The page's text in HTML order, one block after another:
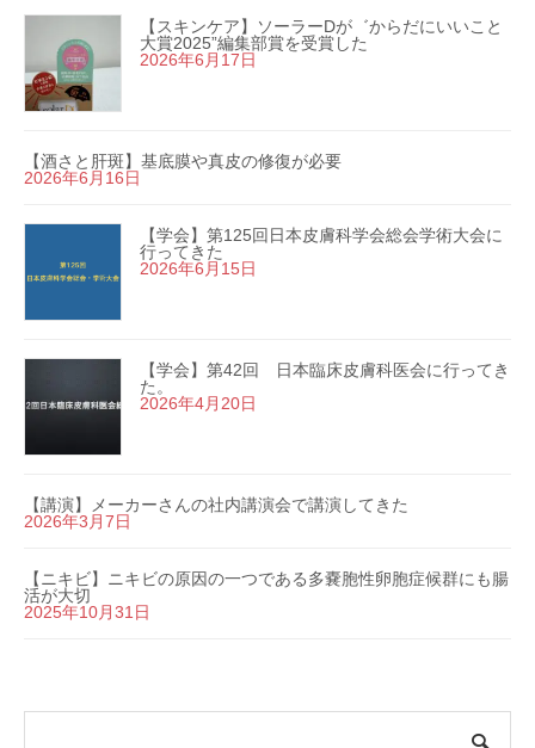
【スキンケア】ソーラーDが゛からだにいいこと
大賞2025”編集部賞を受賞した
2026年6月17日
【酒さと肝斑】基底膜や真皮の修復が必要
2026年6月16日
【学会】第125回日本皮膚科学会総会学術大会に
行ってきた
2026年6月15日
【学会】第42回 日本臨床皮膚科医会に行ってき
た。
2026年4月20日
【講演】メーカーさんの社内講演会で講演してきた
2026年3月7日
【ニキビ】ニキビの原因の一つである多嚢胞性卵胞症候群にも腸
活が大切
2025年10月31日